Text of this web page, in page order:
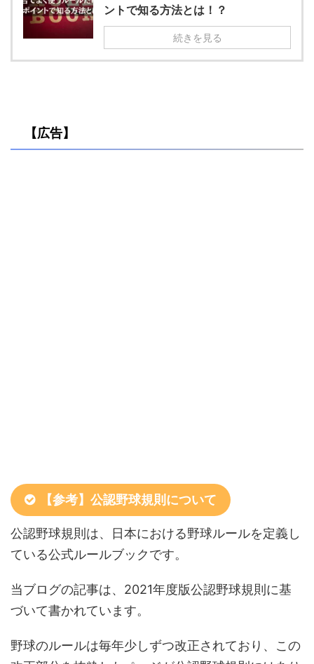
ントで知る方法とは！？
続きを見る
【広告】
【参考】公認野球規則について
公認野球規則は、日本における野球ルールを定義し
ている公式ルールブックです。
当ブログの記事は、2021年度版公認野球規則に基
づいて書かれています。
野球のルールは毎年少しずつ改正されており、この